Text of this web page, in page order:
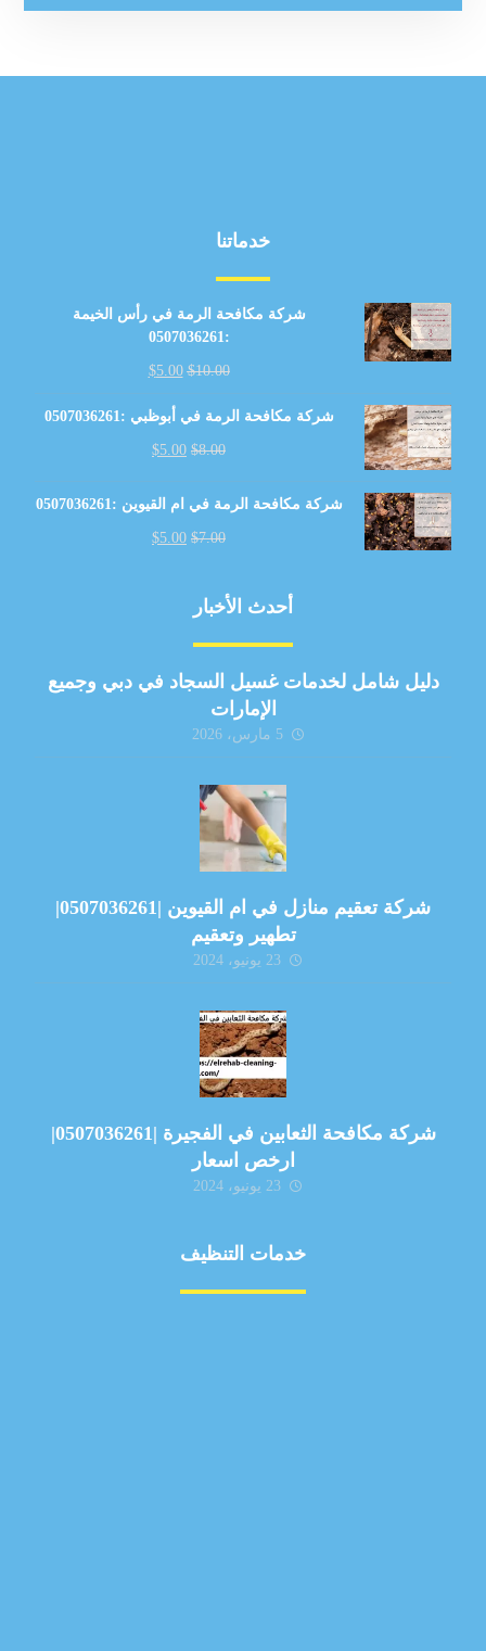
خدماتنا
شركة مكافحة الرمة في رأس الخيمة
:0507036261
$10.00
$5.00
شركة مكافحة الرمة في أبوظبي :0507036261
$8.00
$5.00
شركة مكافحة الرمة في ام القيوين :0507036261
$7.00
$5.00
أحدث الأخبار
دليل شامل لخدمات غسيل السجاد في دبي وجميع
الإمارات
5 مارس، 2026
شركة تعقيم منازل في ام القيوين |0507036261|
تطهير وتعقيم
23 يونيو، 2024
شركة مكافحة الثعابين في الفجيرة |0507036261|
ارخص اسعار
23 يونيو، 2024
خدمات التنظيف